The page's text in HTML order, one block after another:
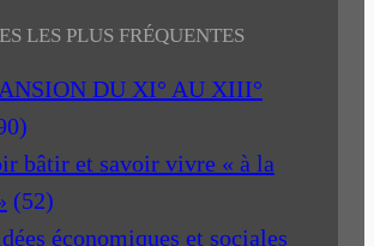
LES PLUS FRÉQUENTES
DU XI° AU XIII°
bâtir et savoir vivre « à la
(52)
économiques et sociales